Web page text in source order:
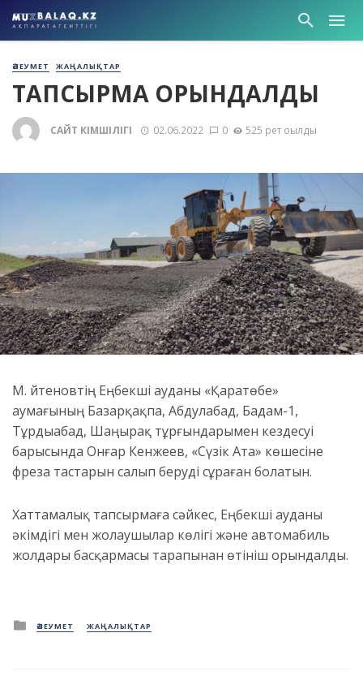
ӘЛЕУМЕТ ЖАҢАЛЫҚТАР
ТАПСЫРМА ОРЫНДАЛДЫ
САЙТ ӘКІМШІЛІГІ 02.06.2022 0 525 рет оқылды
М. Әйтеновтің Еңбекші ауданы «Қаратөбе»
аумағының Базарқақпа, Абдулабад, Бадам-1,
Тұрдыабад, Шаңырақ тұрғындарымен кездесуі
барысында Онғар Кенжеев, «Сүзік Ата» көшесіне
фреза тастарын салып беруді сұраған болатын.
Хаттамалық тапсырмаға сәйкес, Еңбекші ауданы
әкімдігі мен жолаушылар көлігі және автомабиль
жолдары басқармасы тарапынан өтініш орындалды.
Posted
in
ӘЛЕУМЕТ ЖАҢАЛЫҚТАР